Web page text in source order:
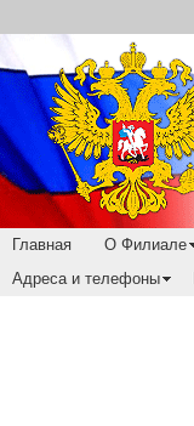
Главная О Филиале
Адреса и телефоны